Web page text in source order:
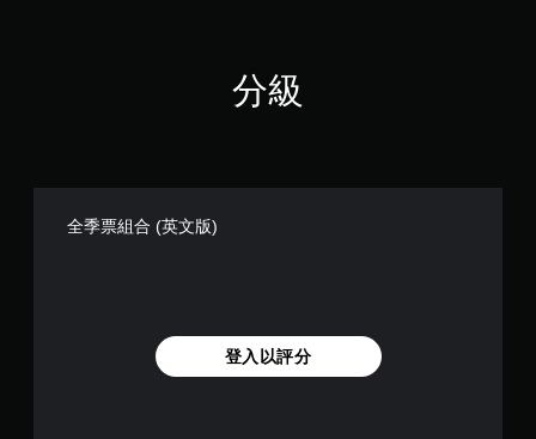
分級
全季票組合 (英文版)
登入以評分